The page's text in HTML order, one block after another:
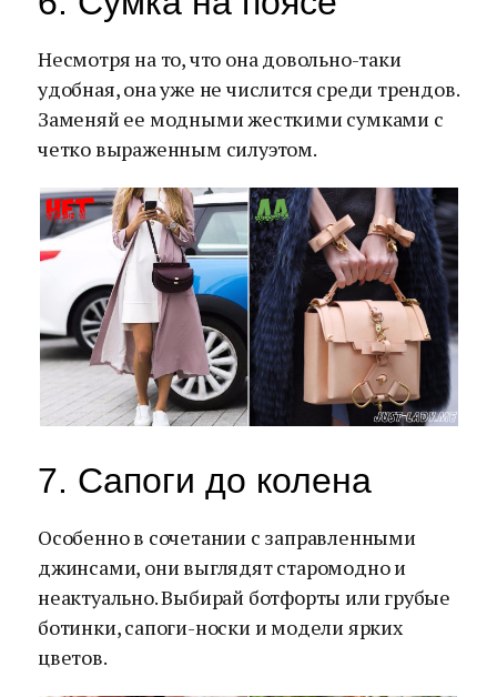
Несмотря на то, что она довольно-таки
удобная, она уже не числится среди трендов.
Заменяй ее модными жесткими сумками с
четко выраженным силуэтом.
7. Сапоги до колена
Особенно в сочетании с заправленными
джинсами, они выглядят старомодно и
неактуально. Выбирай ботфорты или грубые
ботинки, сапоги-носки и модели ярких
цветов.